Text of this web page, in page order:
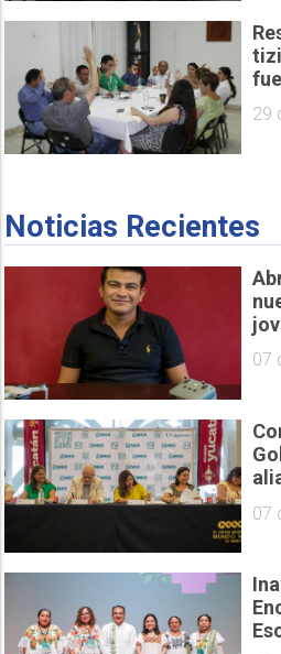
29
Noticias Recientes
07
07